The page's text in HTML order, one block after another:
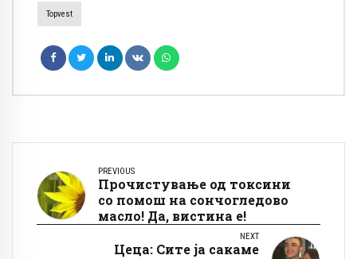
Topvest
PREVIOUS
Прочистување од токсини
со помош на сончогледово
масло! Да, вистина е!
NEXT
Цеца: Сите ја сакаме